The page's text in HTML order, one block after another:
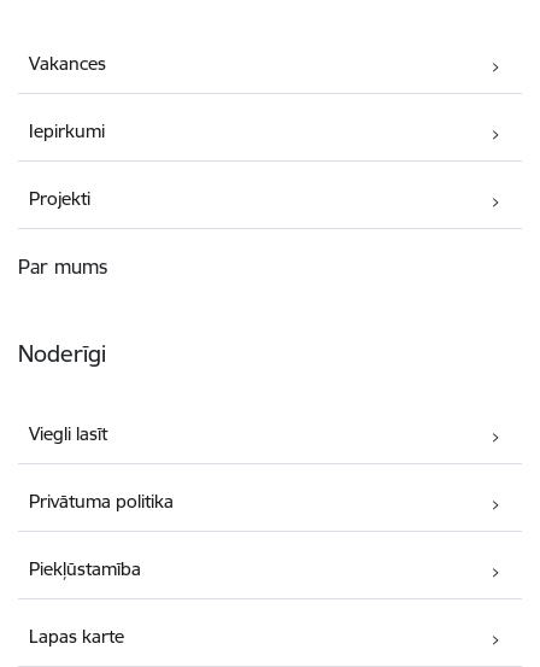
Vakances
Iepirkumi
Projekti
Par mums
Noderīgi
Viegli lasīt
Privātuma politika
Piekļūstamība
Lapas karte